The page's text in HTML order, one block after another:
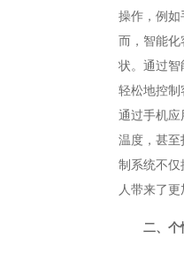
操作，例如
而，智能
状。通过智
轻松地控制
通过手机应
温度，甚
制系统不仅
人带来了更
二、个